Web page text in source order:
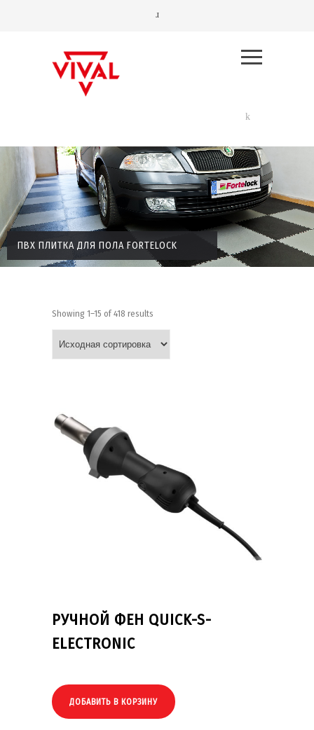
ПВХ ПЛИТКА ДЛЯ ПОЛА FORTELOCK
Showing 1–15 of 418 results
РУЧНОЙ ФЕН QUICK-S-
ELECTRONIC
ДОБАВИТЬ В КОРЗИНУ